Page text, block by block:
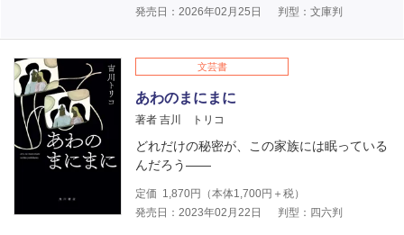
発売日：2026年02月25日
判型：文庫判
文芸書
あわのまにまに
著者 吉川 トリコ
どれだけの秘密が、この家族には眠っている
んだろう――
定価 1,870円（本体1,700円＋税）
発売日：2023年02月22日
判型：四六判